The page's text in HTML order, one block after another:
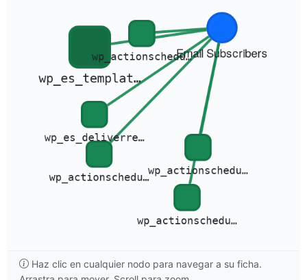
Haz clic en cualquier nodo para navegar a su ficha.